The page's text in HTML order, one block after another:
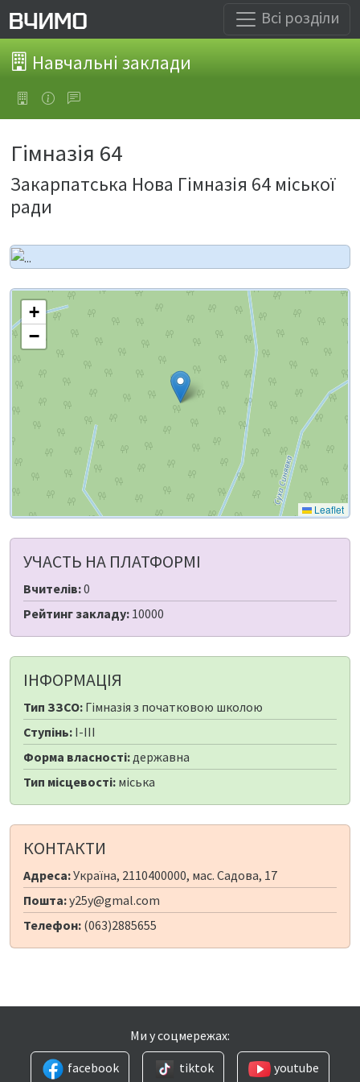
Всі розділи
Навчальні заклади
Гімназія 64
Закарпатська Нова Гімназія 64 міської
ради
+
−
Leaflet
УЧАСТЬ НА ПЛАТФОРМІ
Вчителів:0
Рейтинг закладу: 10000
ІНФОРМАЦІЯ
Тип ЗЗСО: Гімназія з початковою школою
Ступінь: I-III
Форма власності:державна
Тип місцевості: міська
КОНТАКТИ
Адреса:Україна, 2110400000, мас. Садова, 17
Пошта:y25y@gmal.com
Телефон: (063)2885655
Ми у соцмережах:
facebook
tiktok youtube